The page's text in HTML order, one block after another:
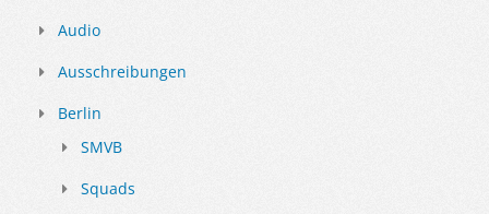
Audio
Ausschreibungen
Berlin
SMVB
Squads